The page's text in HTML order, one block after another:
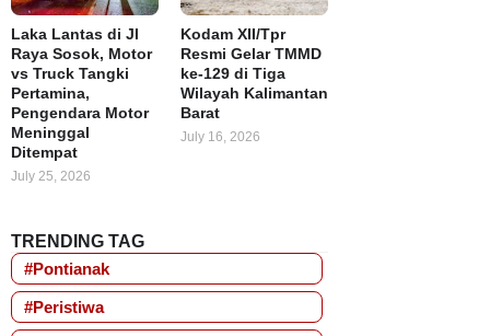
Laka Lantas di Jl
Raya Sosok, Motor
vs Truck Tangki
Pertamina,
Pengendara Motor
Meninggal
Ditempat
July 25, 2026
Kodam XII/Tpr
Resmi Gelar TMMD
ke-129 di Tiga
Wilayah Kalimantan
Barat
July 16, 2026
TRENDING TAG
#Pontianak
#Peristiwa